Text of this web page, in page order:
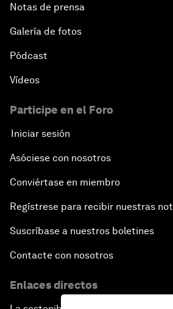
Notas de prensa
Galería de fotos
Pódcast
Vídeos
Participe en el Foro
Iniciar sesión
Asóciese con nosotros
Conviértase en miembro
Regístrese para recibir nuestras
Suscríbase a nuestros boletines
Contacte con nosotros
Enlaces directos